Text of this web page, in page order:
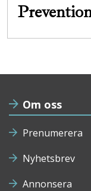
Om oss
Prenumerera
Nyhetsbrev
Annonsera